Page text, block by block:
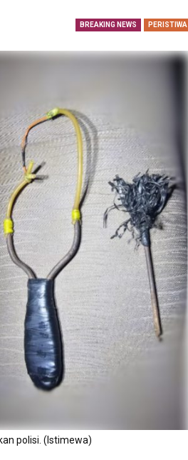
BREAKING NEWS PERISTIWA
polisi. (Istimewa)